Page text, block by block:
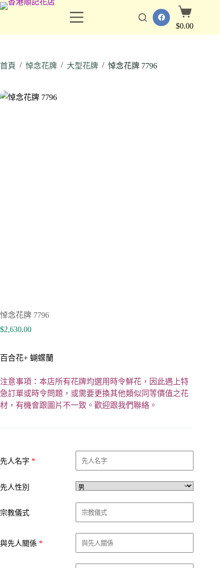
跳
容
購
物
車
$0.00
首頁 / 悼念花牌 / 大型花牌 / 悼念花牌 7796
悼念花牌 7796
$2,630.00
百合花+ 蝴蝶蘭
注意事項：本店所有花牌均選用時令鮮花，因此遇上特
急訂單或時令問題，或需要更換其他類似同等價值之花
材，有機會跟圖片不一致。歡迎跟我們聯絡。
先人名字 *
先人性別
宗教儀式
與先人關係 *